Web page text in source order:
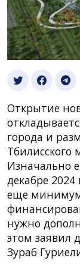
Открытие
города и
Изначально
декабре 2024
еще
нужно
этом заявил
Зураб